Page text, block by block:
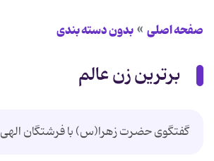
صفحه اصلی بدون دسته بندی
برترین زن عالم
گفتگوی حضرت زهرا(س) با فرشتگان الهی